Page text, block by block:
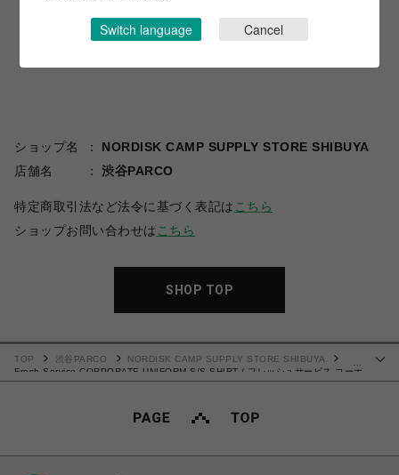
ショップ名
NORDISK CAMP SUPPLY STORE SHIBUYA
店舗名
渋谷PARCO
特定商取引法など法令に基づく表記は こちら
ショップお問い合わせは こちら
SHOP TOP
TOP 渋谷PARCO
NORDISK CAMP SUPPLY STORE SHIBUYA
Fresh Service CORPORATE UNIFORM S/S SHIRT / フレッシュサービス コーポ
レート ユニフォーム S/S シャツ
Switch language Cancel